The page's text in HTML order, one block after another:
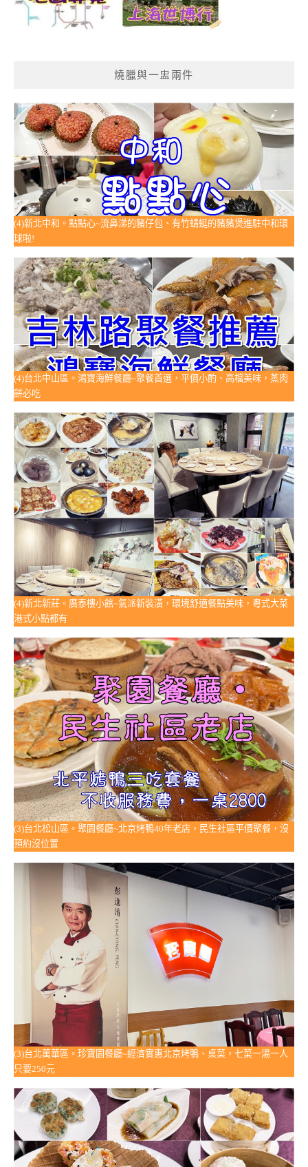
燒臘與一盅兩件
(4)新北中和。點點心~流鼻涕的豬仔包、有竹蜻蜓的豬豬煲進駐中和環
球啦!
(4)台北中山區。鴻寶海鮮餐廳~聚餐首選，平價小酌、高檔美味，蒸肉
餅必吃
(4)新北新莊。廣泰樓小館~氣派新裝潢，環境舒適餐點美味，粵式大菜
港式小點都有
(3)台北松山區。聚園餐廳~北京烤鴨40年老店，民生社區平價聚餐，沒
預約沒位置
(3)台北萬華區。珍寶園餐廳~經濟實惠北京烤鴨、桌菜，七菜一湯一人
只要250元